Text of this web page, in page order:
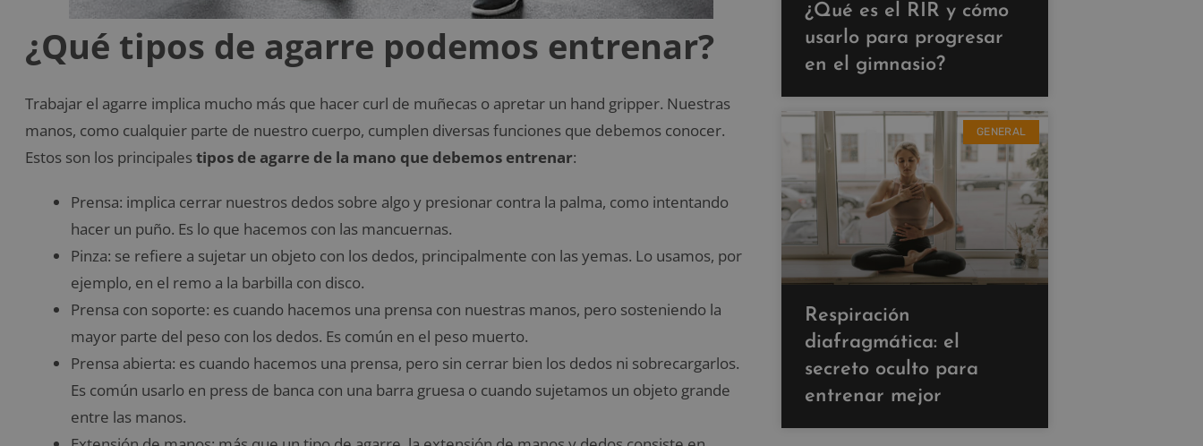
¿Qué tipos de agarre podemos entrenar?
Trabajar el agarre implica mucho más que hacer curl de muñecas o apretar un hand gripper. Nuestras
manos, como cualquier parte de nuestro cuerpo, cumplen diversas funciones que debemos conocer.
Estos son los principalestipos de agarre de la mano que debemos entrenar:
Prensa: implica cerrar nuestros dedos sobre algo y presionar contra la palma, como intentando
hacer un puño. Es lo que hacemos con las mancuernas.
Pinza: se refiere a sujetar un objeto con los dedos, principalmente con las yemas. Lo usamos, por
ejemplo, en el remo a la barbilla con disco.
Prensa con soporte: es cuando hacemos una prensa con nuestras manos, pero sosteniendo la
mayor parte del peso con los dedos. Es común en el peso muerto.
Prensa abierta: es cuando hacemos una prensa, pero sin cerrar bien los dedos ni sobrecargarlos.
Es común usarlo en press de banca con una barra gruesa o cuando sujetamos un objeto grande
entre las manos.
¿Qué es el RIR y cómo
usarlo para progresar
en el gimnasio?
GENERAL
Respiración
diafragmática: el
secreto oculto para
entrenar mejor